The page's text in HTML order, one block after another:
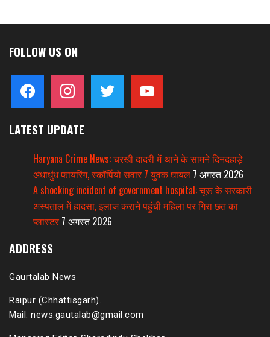
FOLLOW US ON
facebook instagram twitter
LATEST UPDATE
Haryana Crime News: चरखी दादरी में थाने के सामने दिनदहाड़े
अंधाधुंध फायरिंग, स्कॉर्पियो सवार 7 युवक घायल 7 अगस्त 2026
A shocking incident of government hospital: चूरू के सरकारी
अस्पताल में हादसा, इलाज कराने पहुंची महिला पर गिरा छत का
प्लास्टर 7 अगस्त 2026
ADDRESS
Gaurtalab News
Raipur (Chhattisgarh).
Mail: news.gautalab@gmail.com